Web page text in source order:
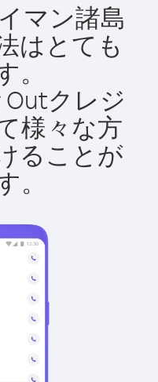
マン諸島
はとても
。
クレジ
様々な方
ることが
。